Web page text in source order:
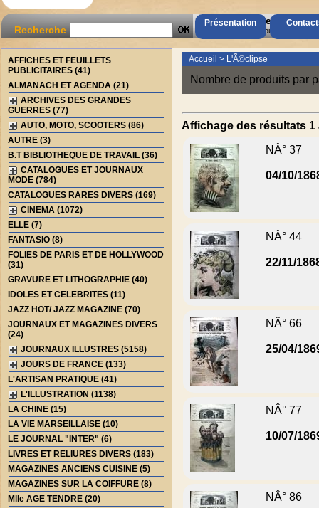
Présentation
Recherche
AccÃ¨s Client
Mot de passe oubliÃ© ?
AFFICHES ET FEUILLETS
PUBLICITAIRES (41)
ALMANACH ET AGENDA (21)
ARCHIVES DES GRANDES
GUERRES (77)
AUTO, MOTO, SCOOTERS (86)
AUTRE (3)
B.T BIBLIOTHEQUE DE TRAVAIL (36)
CATALOGUES ET JOURNAUX
MODE (784)
CATALOGUES RARES DIVERS (169)
CINEMA (1072)
ELLE (7)
FANTASIO (8)
FOLIES DE PARIS ET DE HOLLYWOOD
(31)
GRAVURE ET LITHOGRAPHIE (40)
IDOLES ET CELEBRITES (11)
JAZZ HOT/ JAZZ MAGAZINE (70)
JOURNAUX ET MAGAZINES DIVERS
(24)
JOURNAUX ILLUSTRES (5158)
JOURS DE FRANCE (133)
L'ARTISAN PRATIQUE (41)
L'ILLUSTRATION (1138)
LA CHINE (15)
LA VIE MARSEILLAISE (10)
LE JOURNAL "INTER" (6)
LIVRES ET RELIURES DIVERS (183)
MAGAZINES ANCIENS CUISINE (5)
MAGAZINES SUR LA COIFFURE (8)
Mlle AGE TENDRE (20)
Accueil > L'Ã©clipse
Nombre de produits par
Affichage des résultats 1
NÂ° 37
04/10/
NÂ° 44
22/11/
NÂ° 66
25/04/
NÂ° 77
10/07/
NÂ° 86